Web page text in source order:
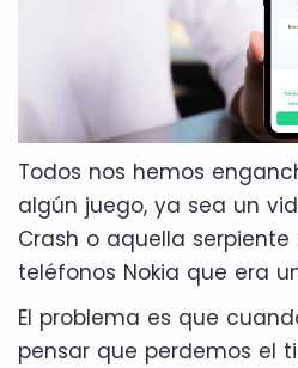
Todos nos hemos
algún juego, ya sea un
Crash o aquella
teléfonos Nokia que era
El problema es que
pensar que perdemos el